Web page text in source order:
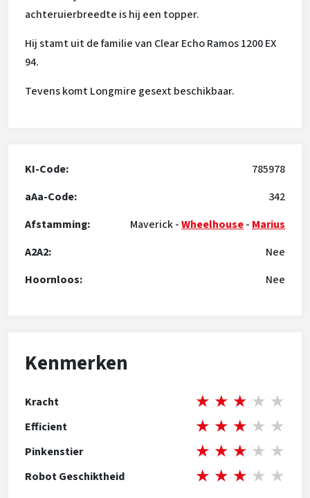
achteruierbreedte is hij een topper.
Hij stamt uit de familie van Clear Echo Ramos 1200 EX
94.
Tevens komt Longmire gesext beschikbaar.
KI-Code:
785978
aAa-Code:
342
Afstamming:
Maverick-Wheelhouse- Marius
A2A2:
Nee
Hoornloos:
Nee
Kenmerken
Kracht ★ ★ ★ ★ ★
Efficient ★ ★ ★ ★ ★
Pinkenstier ★ ★ ★ ★ ★
Robot Geschiktheid ★ ★ ★ ★ ★